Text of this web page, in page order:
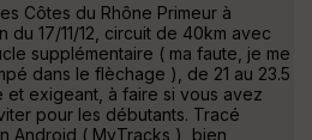
Côtes du Rhône Primeur à
du 17/11/12, circuit de 40km avec
supplémentaire ( ma faute, je me
dans le flèchage ), de 21 au 23.5
et exigeant, à faire si vous avez
pour les débutants. Tracé
Android ( MyTracks ), bien